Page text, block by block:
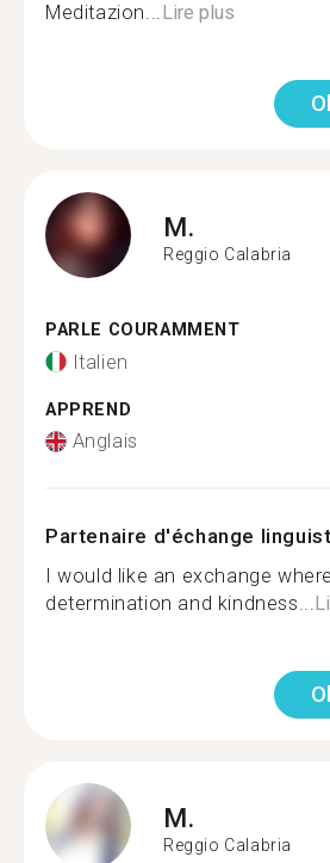
Meditazion...Lire plus
M.
Reggio Calabria
PARLE COURAMMENT
Italien
APPREND
Anglais
Partenaire d'échange
I would like an exchange
determination and kindness...
M.
Reggio Calabria